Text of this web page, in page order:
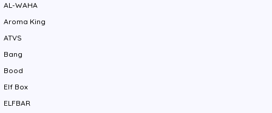
AL-WAHA
Aroma King
ATVS
Bang
Bood
Elf Box
ELFBAR